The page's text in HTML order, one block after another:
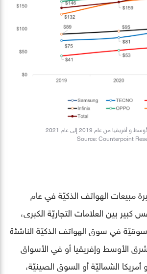
من عام 2019 إلى عام 2021
Source: Counterpoint
مبيعات الهواتف الذكيّة في عام
كبير بين العلامات التجاريّة الكبرى،
في سوق الهواتف الذكيّة الناشئة
الأوسط وإفريقيا أو في الأسواق
أمريكا الشماليّة أو السوق الصينيّة،